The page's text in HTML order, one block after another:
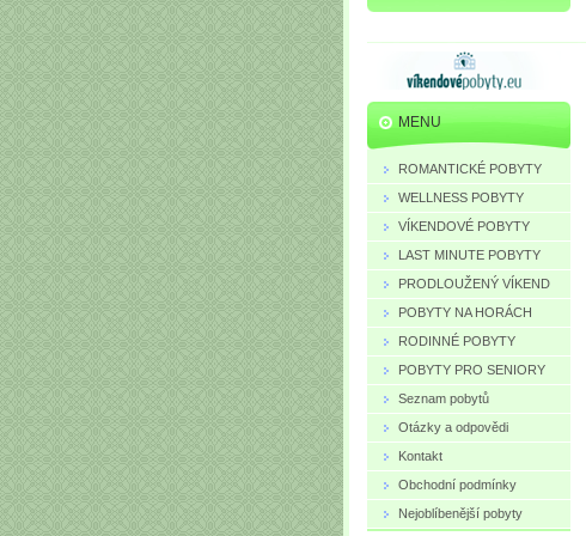
MENU
ROMANTICKÉ POBYTY
WELLNESS POBYTY
VÍKENDOVÉ POBYTY
LAST MINUTE POBYTY
PRODLOUŽENÝ VÍKEND
POBYTY NA HORÁCH
RODINNÉ POBYTY
POBYTY PRO SENIORY
Seznam pobytů
Otázky a odpovědi
Kontakt
Obchodní podmínky
Nejoblíbenější pobyty